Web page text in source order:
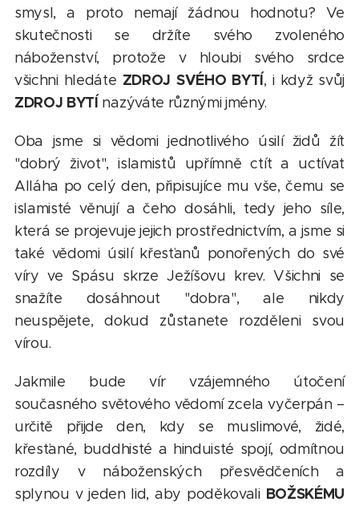
smysl, a proto nemají žádnou hodnotu? Ve
skutečnosti se držíte svého zvoleného
náboženství, protože v hloubi svého srdce
všichni hledáte ZDROJ SVÉHO BYTÍ, i když svůj
ZDROJ BYTÍ nazýváte různými jmény.
Oba jsme si vědomi jednotlivého úsilí židů žít
"dobrý život", islamistů upřímně ctít a uctívat
Alláha po celý den, připisujíce mu vše, čemu se
islamisté věnují a čeho dosáhli, tedy jeho síle,
která se projevuje jejich prostřednictvím, a jsme si
také vědomi úsilí křesťanů ponořených do své
víry ve Spásu skrze Ježíšovu krev. Všichni se
snažíte dosáhnout "dobra", ale nikdy
neuspějete, dokud zůstanete rozděleni svou
vírou.
Jakmile bude vír vzájemného útočení
současného světového vědomí zcela vyčerpán –
určitě přijde den, kdy se muslimové, židé,
křesťané, buddhisté a hinduisté spojí, odmítnou
rozdíly v náboženských přesvědčeních a
splynou v jeden lid, aby poděkovali BOŽSKÉMU